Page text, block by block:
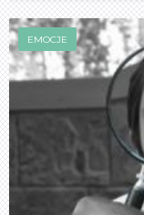
EMOCJE